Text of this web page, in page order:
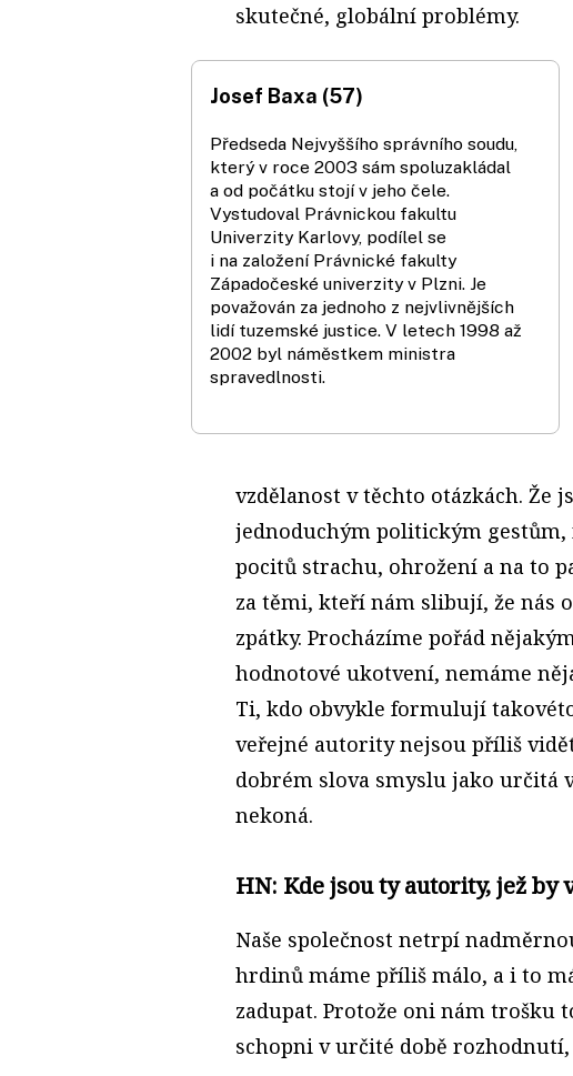
skutečné, globální problémy.
Josef Baxa (57)
Předseda Nejvyššího správního soudu,
který v roce 2003 sám spoluzakládal
a od počátku stojí v jeho čele.
Vystudoval Právnickou fakultu
Univerzity Karlovy, podílel se
i na založení Právnické fakulty
Západočeské univerzity v Plzni. Je
považován za jednoho z nejvlivnějších
lidí tuzemské justice. V letech 1998 až
2002 byl náměstkem ministra
spravedlnosti.
vzdělanost v těchto otázkách. Že
jednoduchým politickým
pocitů strachu, ohrožení a na to
za těmi, kteří nám slibují, že nás
zpátky. Procházíme pořád
hodnotové ukotvení, nemáme
Ti, kdo obvykle formulují
veřejné autority nejsou příliš
dobrém slova smyslu jako určitá
nekoná.
HN: Kde jsou ty autority, jež by
Naše společnost netrpí
hrdinů máme příliš málo, a i to
zadupat. Protože oni nám trošku
schopni v určité době